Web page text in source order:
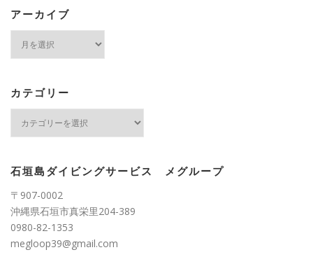
アーカイブ
ブ
カテゴリー
ー
石垣島ダイビングサービス メグループ
〒907-0002
沖縄県石垣市真栄里204-389
0980-82-1353
megloop39@gmail.com